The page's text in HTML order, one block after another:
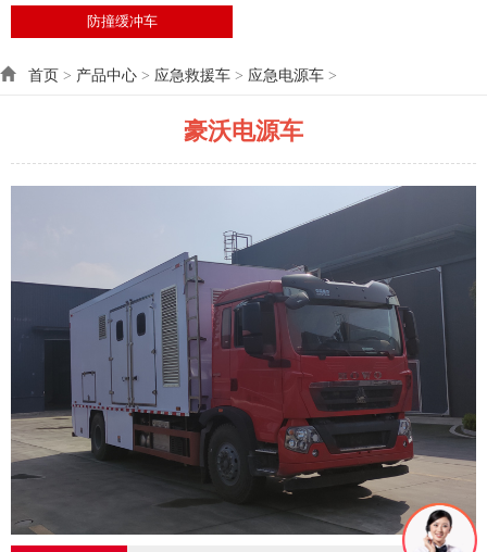
防撞缓冲车
首页 > 产品中心 > 应急救援车 > 应急电源车 >
豪沃电源车